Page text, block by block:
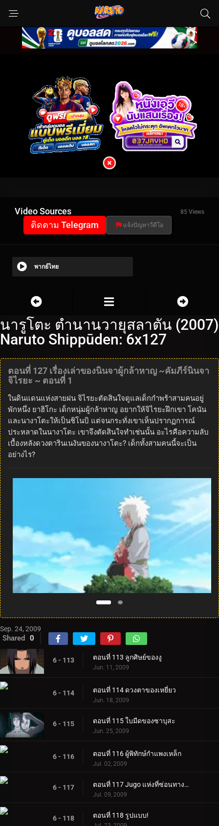
Video Sources 85 Views
ติดตาม Telegram แจ้งปัญหาวีดีโอ
พากย์ไทย
นารูโตะ ตำนานวายุสลาตัน (2007)
Naruto Shippūden: 6x127
ตอนที่ 127 เรื่องเล่าของนินจาผู้กล้าหาญ ~คัมภีร์นินจา
จิไรยะ ~ ตอนที่ 1
ในดินแดนแห่งสายฝน จิไรยะตัดสินใจดูแลเด็กกำพร้าสามคนอยู่
พักหนึ่ง ยาฮิโกะ เด็กหนุ่มผู้กล้าหาญ อยากให้จิไรยะฝึกเขา โคนัน
และนางาโตะให้เป็นชิโนบิ แต่จนกระทั่งเขาเห็นปรากฏการณ์
ประหลาดในนางาโตะ เขาจึงตัดสินใจทำเช่นนั้น อะไรคือความลับ
เบื้องหลังดวงตารินเนงันของนางาโตะ? เด็กทั้งสามคนนี้จะเป็น
อย่างไร?
Sep. 24, 2009
Shared 0
6 - 113 ตอนที่ 113 ลูกศิษย์ของงู
Jun. 11, 2009
6 - 114 ตอนที่ 114 ดวงตาของเหยี่ยว
Jun. 18, 2009
6 - 115 ตอนที่ 115 ใบมีดของซาบุสะ
Jun. 25, 2009
6 - 116 ตอนที่ 116 ผู้พิทักษ์กำแพงเหล็ก
Jul. 02, 2009
6 - 117 ตอนที่ 117 Jugo แห่งที่ซ่อนทางตอนเหนือ
Jul. 09, 2009
6 - 118 ตอนที่ 118 รูปแบบ!